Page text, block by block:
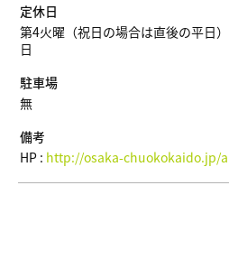
定休日
第4火曜（祝日の場合は直後の平日
日
駐車場
無
備考
HP : http://osaka-chuokokaido.jp/